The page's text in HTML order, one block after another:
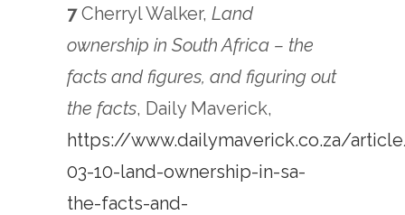
7Cherryl Walker, Land
ownership in South Africa – the
facts and figures, and figuring out
the facts, Daily Maverick,
https://www.dailymaverick.co.za/
03-10-land-ownership-in-sa-
the-facts-and-